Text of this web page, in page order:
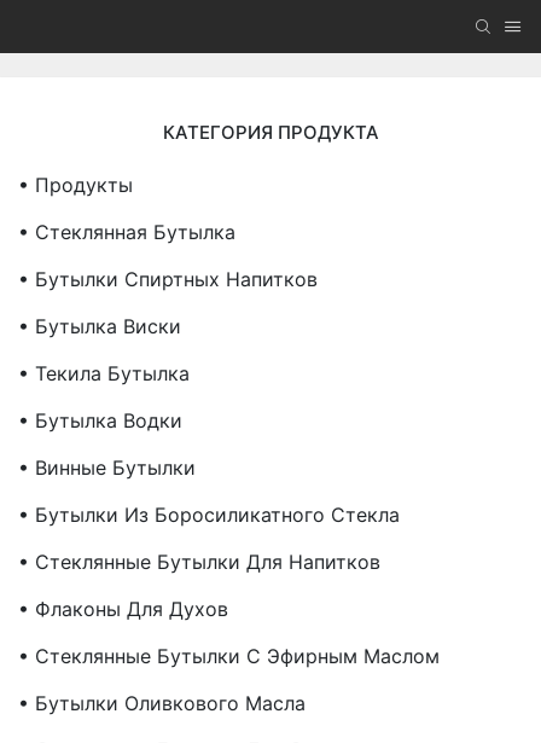
КАТЕГОРИЯ ПРОДУКТА
• Продукты
• Стеклянная Бутылка
• Бутылки Спиртных Напитков
• Бутылка Виски
• Текила Бутылка
• Бутылка Водки
• Винные Бутылки
• Бутылки Из Боросиликатного Стекла
• Стеклянные Бутылки Для Напитков
• Флаконы Для Духов
• Стеклянные Бутылки С Эфирным Маслом
• Бутылки Оливкового Масла